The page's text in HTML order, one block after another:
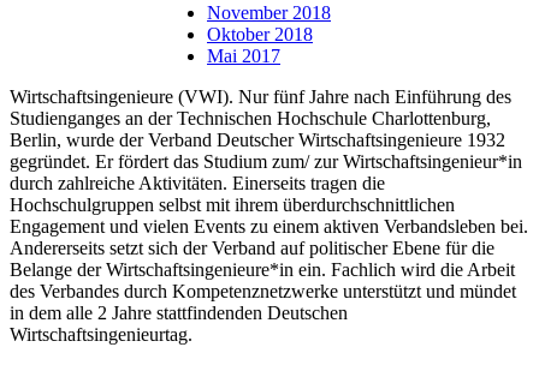
November 2018
Oktober 2018
Mai 2017
Wirtschaftsingenieure (VWI). Nur fünf Jahre nach Einführung des
Studienganges an der Technischen Hochschule Charlottenburg,
Berlin, wurde der Verband Deutscher Wirtschaftsingenieure 1932
gegründet. Er fördert das Studium zum/ zur Wirtschaftsingenieur*in
durch zahlreiche Aktivitäten. Einerseits tragen die
Hochschulgruppen selbst mit ihrem überdurchschnittlichen
Engagement und vielen Events zu einem aktiven Verbandsleben bei.
Andererseits setzt sich der Verband auf politischer Ebene für die
Belange der Wirtschaftsingenieure*in ein. Fachlich wird die Arbeit
des Verbandes durch Kompetenznetzwerke unterstützt und mündet
in dem alle 2 Jahre stattfindenden Deutschen
Wirtschaftsingenieurtag.